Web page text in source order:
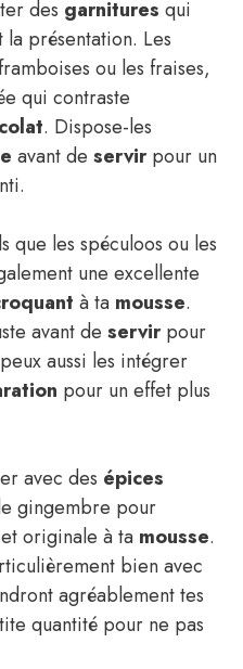
des garnitures qui
la présentation. Les
ou les fraises,
qui contraste
. Dispose-les
avant de servirpour un
que les spéculoos ou les
une excellente
à ta mousse.
avant de servirpour
aussi les intégrer
pour un effet plus
avec des épices
gingembre pour
originale à ta mousse.
bien avec
agréablement tes
quantité pour ne pas